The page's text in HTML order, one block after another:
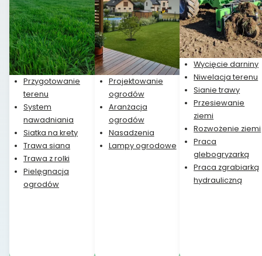
Przygotowanie
terenu
System
nawadniania
Siatka na krety
Trawa siana
Trawa z rolki
Pielęgnacja
ogrodów
Projektowanie
ogrodów
Aranżacja
ogrodów
Nasadzenia
Lampy ogrodowe
Wycięcie darniny
Niwelacja terenu
Sianie trawy
Przesiewanie
ziemi
Rozwożenie ziemi
Praca
glebogryzarką
Praca zgrabiarką
hydrauliczną